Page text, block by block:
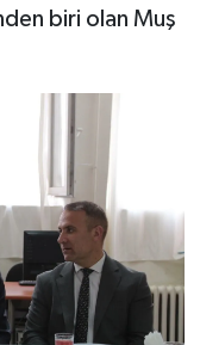
biri olan Muş